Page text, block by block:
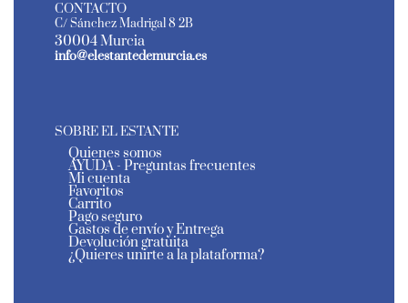
CONTACTO
C/ Sánchez Madrigal 8 2B
30004 Murcia
info@elestantedemurcia.es
SOBRE EL ESTANTE
Quienes somos
AYUDA - Preguntas frecuentes
Mi cuenta
Favoritos
Carrito
Pago seguro
Gastos de envío y Entrega
Devolución gratuita
¿Quieres unirte a la plataforma?